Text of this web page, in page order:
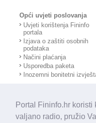
Portal Fininfo.hr koristi
valjano radio, pružio
Opći uvjeti poslovanja
Uvjeti korištenja Fininfo
portala
Izjava o zaštiti osobnih
podataka
Načini plaćanja
Usporedba paketa
Inozemni bonitetni